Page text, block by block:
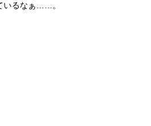
いるなぁ……。